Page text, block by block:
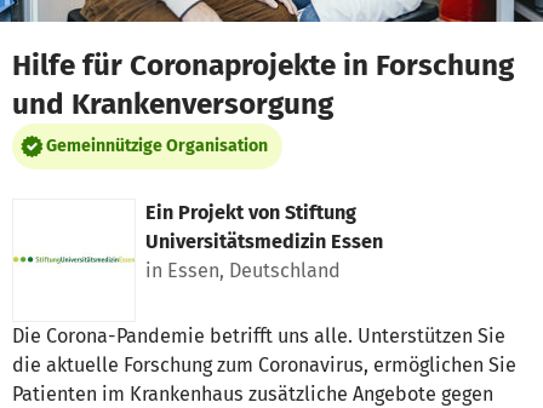
Hilfe für Coronaprojekte in Forschung
und Krankenversorgung
Gemeinnützige Organisation
Ein Projekt von Stiftung
Universitätsmedizin Essen
in Essen, Deutschland
Die Corona-Pandemie betrifft uns alle. Unterstützen Sie
die aktuelle Forschung zum Coronavirus, ermöglichen Sie
Patienten im Krankenhaus zusätzliche Angebote gegen